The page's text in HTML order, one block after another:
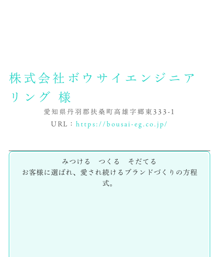
株式会社ボウサイエンジニア
リング 様
愛知県丹羽郡扶桑町高雄字郷東333-1
URL：https://bousai-eg.co.jp/
みつける つくる そだてる
お客様に選ばれ、愛され続けるブランドづくりの方程
式。